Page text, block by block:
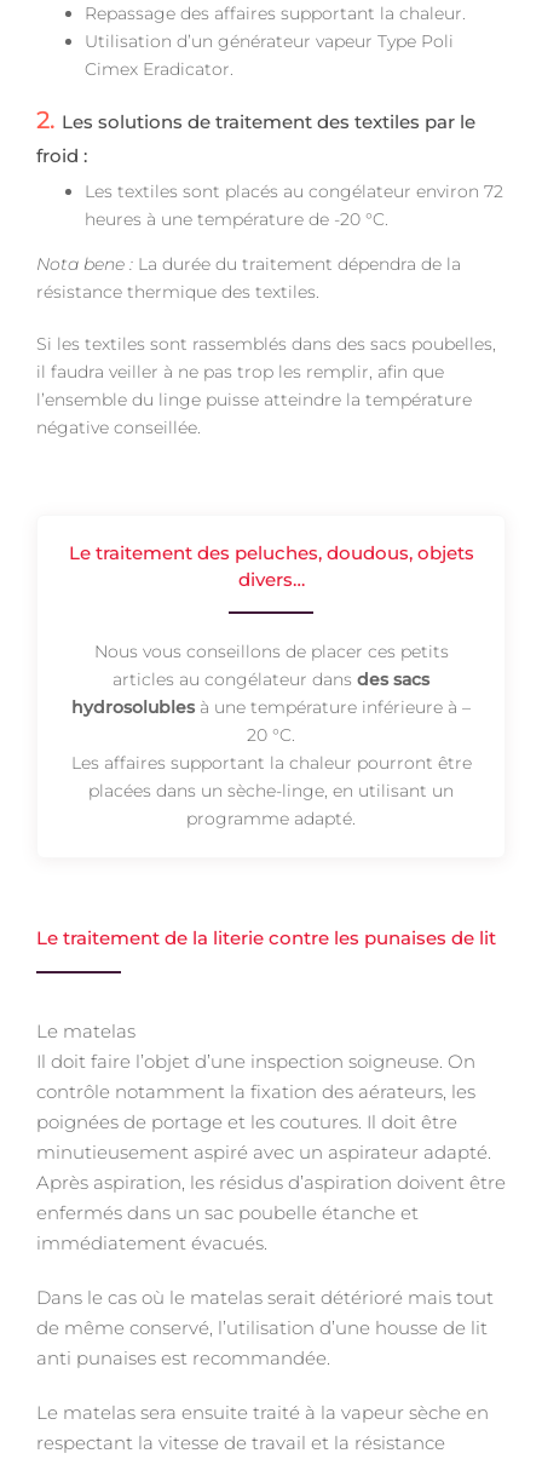
Repassage des affaires supportant la chaleur.
Utilisation d’un générateur vapeur Type Poli
Cimex Eradicator.
2. Les solutions de traitement des textiles par le
froid :
Les textiles sont placés au congélateur environ 72
heures à une température de -20 °C.
Nota bene :La durée du traitement dépendra de la
résistance thermique des textiles.
Si les textiles sont rassemblés dans des sacs poubelles,
il faudra veiller à ne pas trop les remplir, afin que
l’ensemble du linge puisse atteindre la température
négative conseillée.
Le traitement des peluches, doudous, objets
divers…
Nous vous conseillons de placer ces petits
articles au congélateur dans des sacs
hydrosolubles à une température inférieure à –
20 °C.
Les affaires supportant la chaleur pourront être
placées dans un sèche-linge, en utilisant un
programme adapté.
Le traitement de la literie contre les punaises de lit
Le matelas
Il doit faire l’objet d’une inspection soigneuse. On
contrôle notamment la fixation des aérateurs, les
poignées de portage et les coutures. Il doit être
minutieusement aspiré avec un aspirateur adapté.
Après aspiration, les résidus d’aspiration doivent être
enfermés dans un sac poubelle étanche et
immédiatement évacués.
Dans le cas où le matelas serait détérioré mais tout
de même conservé, l’utilisation d’une housse de lit
anti punaises est recommandée.
Le matelas sera ensuite traité à la vapeur sèche en
respectant la vitesse de travail et la résistance